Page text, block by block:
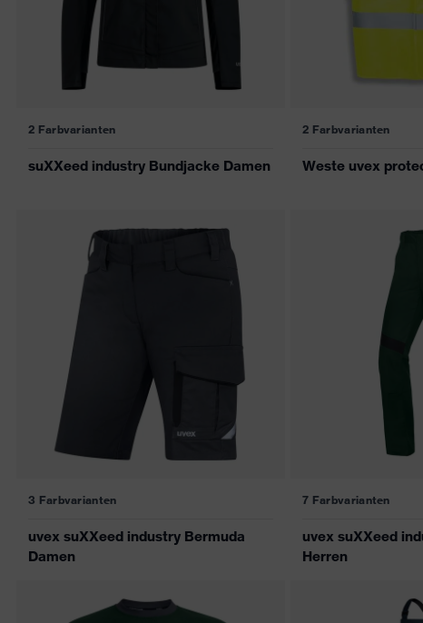
2 Farbvarianten
suXXeed industry Bundjacke Damen
2 Farbvarianten
Weste uvex
3 Farbvarianten
uvex suXXeed industry Bermuda
Damen
7 Farbvarianten
uvex suXXeed
Herren